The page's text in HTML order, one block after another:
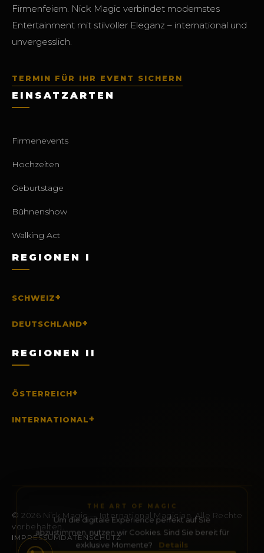
Firmenfeiern. Nick Magic verbindet modernstes
Entertainment mit stilvoller Eleganz – international und
unvergesslich.
TERMIN FÜR IHR EVENT SICHERN
EINSATZARTEN
Firmenevents
Hochzeiten
Geburtstage
Bühnenshow
Walking Act
REGIONEN I
SCHWEIZ+
DEUTSCHLAND+
REGIONEN II
ÖSTERREICH+
INTERNATIONAL+
© 2026 Nick Magic — International Magician. Alle Rechte
vorbehalten.
IMPRESSUMDATENSCHUTZ
abzustimmen, nutzen wir Cookies. Sind Sie bereit für
exklusive Momente? Details
AKZEPTIEREN